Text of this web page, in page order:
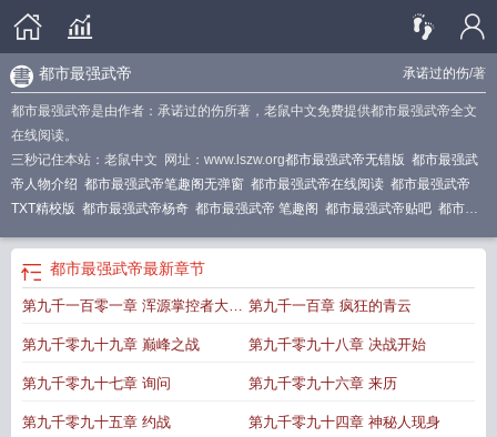
承诺过的伤/著
都市最强武帝
都市最强武帝是由作者：承诺过的伤所著，老鼠中文免费提供都市最强武帝全文
在线阅读。
三秒记住本站：老鼠中文 网址：www.lszw.org都市最强武帝无错版 都市最强武
帝人物介绍 都市最强武帝笔趣阁无弹窗 都市最强武帝在线阅读 都市最强武帝
TXT精校版 都市最强武帝杨奇 都市最强武帝 笔趣阁 都市最强武帝贴吧 都市最
都市最强武帝1262章 都市最强武帝全集TXT
武帝杨奇全文免费阅读
窗都市最强武帝杨奇笔趣阁都市最强武帝最新章节笔趣阁都市最强武帝杨奇几
全文免费阅读 都市最强武帝TXT八零 都市最强武帝TXT八 修真仙帝重生都市
市最强武帝 百度百科 都市最强武帝等级都市最强武帝主角 都市最强武帝杨奇
TXT都市最强武帝杨奇全集免费阅读 都市最强武帝杨奇修为划分都市最强武帝
都市最强武帝最新章节
第九千一百零一章 浑源掌控者大结
局
第九千一百章 疯狂的青云
第九千零九十九章 巅峰之战 第九千零九十八章 决战开始
第九千零九十七章 询问 第九千零九十六章 来历
第九千零九十五章 约战 第九千零九十四章 神秘人现身